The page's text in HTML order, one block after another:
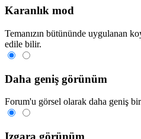
Karanlık mod
Temanızın bütününde uygulanan
edile bilir.
Daha geniş görünüm
Forum'u görsel olarak daha geniş
Izgara görünüm